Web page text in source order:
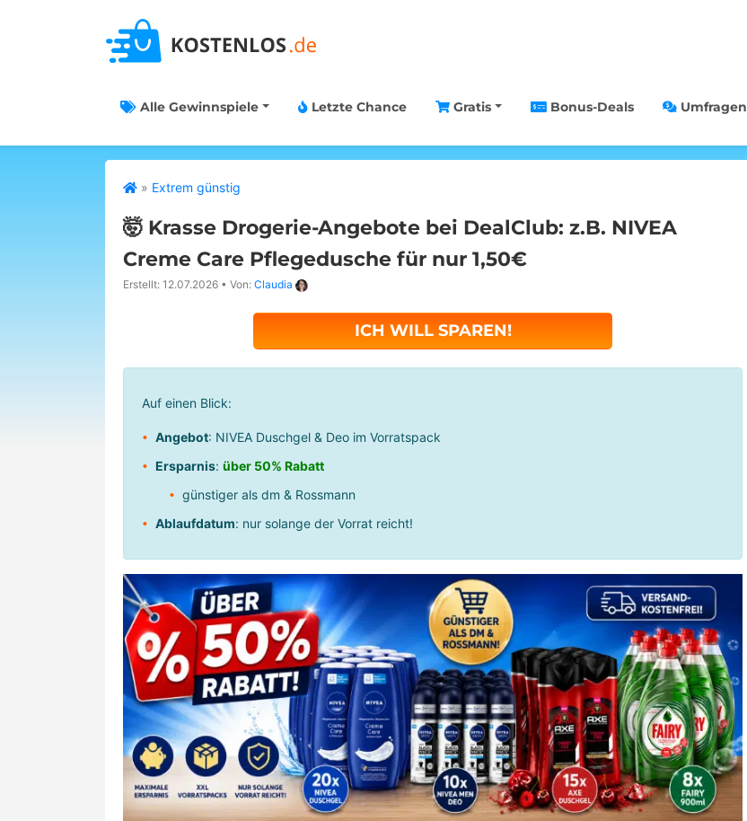
Alle Gewinnspiele Letzte Chance Gratis Bonus-Deals Umfragen
» Extrem günstig
🤯 Krasse Drogerie-Angebote bei DealClub: z.B. NIVEA
Creme Care Pflegedusche für nur 1,50€
Erstellt: 12.07.2026 • Von: Claudia
ICH WILL SPAREN!
Auf einen Blick:
Angebot: NIVEA Duschgel & Deo im Vorratspack
Ersparnis: über 50% Rabatt
günstiger als dm & Rossmann
Ablaufdatum: nur solange der Vorrat reicht!